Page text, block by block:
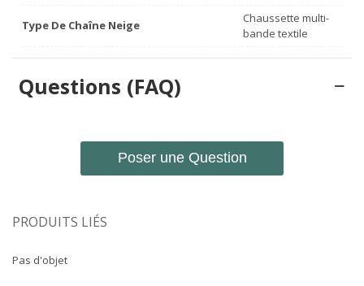
Type De Chaîne Neige
Chaussette multi-
bande textile
Questions (FAQ)
Poser une Question
PRODUITS LIÉS
Pas d'objet